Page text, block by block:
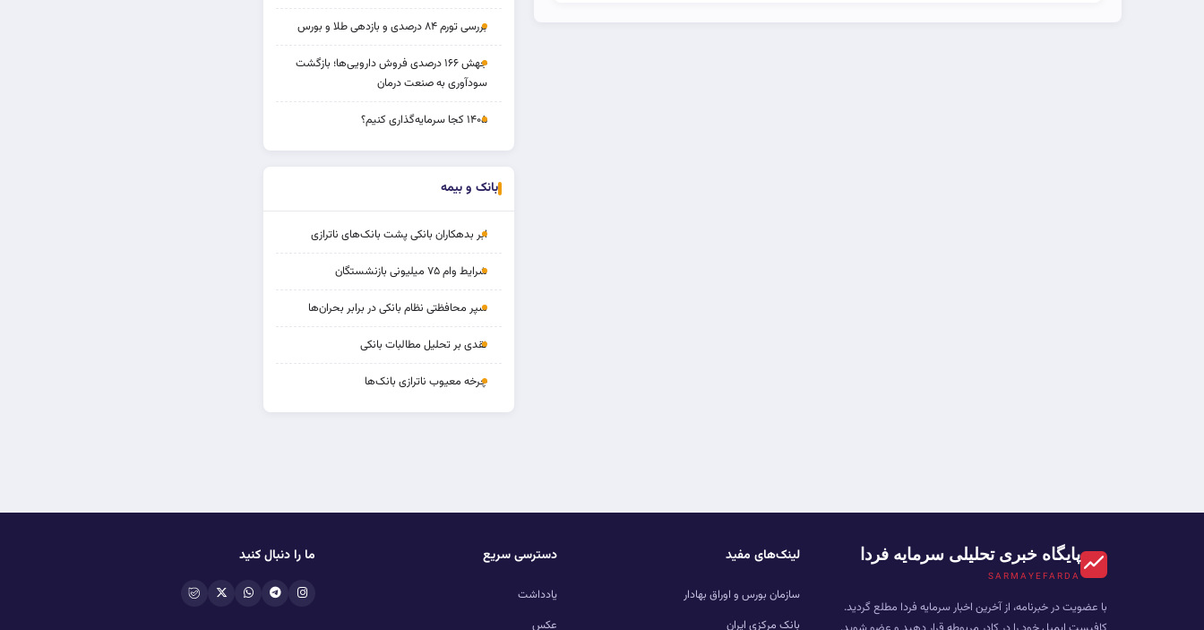
بررسی تورم ۸۴ درصدی و بازدهی طلا و بورس
جهش ۱۶۶ درصدی فروش دارویی‌ها؛ بازگشت
سودآوری به صنعت درمان
۱۴۰۵ کجا سرمایه‌گذاری کنیم؟
بانک و بیمه
ابر بدهکاران بانکی پشت بانک‌های ناترازی
شرایط وام ۷۵ میلیونی بازنشستگان
سپر محافظتی نظام بانکی در برابر بحران‌ها
نقدی بر تحلیل مطالبات بانکی
چرخه‌ معیوب ناترازی بانک‌ها
پایگاه خبری تحلیلی سرمایه فردا
SARMAYEFARDA
با عضویت در خبرنامه، از آخرین اخبار سرمایه فردا مطلع گردید.
لینک‌های مفید
سازمان بورس و اوراق بهادار
بانک مرکزی ایران
دسترسی سریع
یادداشت
عکس
ما را دنبال کنید